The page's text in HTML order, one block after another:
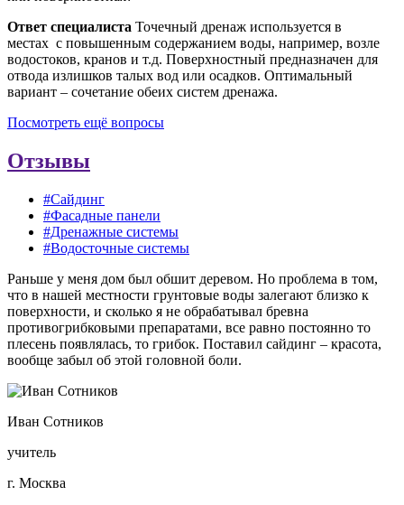
Ответ специалиста Точечный дренаж используется в
местах с повышенным содержанием воды, например, возле
водостоков, кранов и т.д. Поверхностный предназначен для
отвода излишков талых вод или осадков. Оптимальный
вариант – сочетание обеих систем дренажа.
Посмотреть ещё вопросы
Отзывы
#Сайдинг
#Фасадные панели
#Дренажные системы
#Водосточные системы
Раньше у меня дом был обшит деревом. Но проблема в том,
что в нашей местности грунтовые воды залегают близко к
поверхности, и сколько я не обрабатывал бревна
противогрибковыми препаратами, все равно постоянно то
плесень появлялась, то грибок. Поставил сайдинг – красота,
вообще забыл об этой головной боли.
Иван Сотников
учитель
г. Москва